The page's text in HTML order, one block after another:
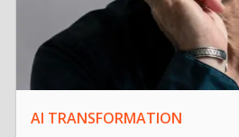
AI TRANSFORMATION